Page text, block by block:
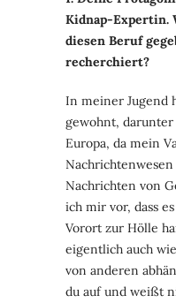
Kidnap-Expertin.
diesen Beruf
recherchiert?
In meiner Jugend
gewohnt, darunter
Europa, da mein
Nachrichten von
ich mir vor, dass
Vorort zur Hölle
eigentlich auch
von anderen
du auf und weißt